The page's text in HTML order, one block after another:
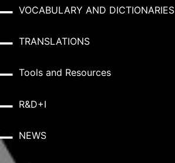
VOCABULARY AND DICTIONARIES
TRANSLATIONS
Tools and Resources
R&D+I
NEWS